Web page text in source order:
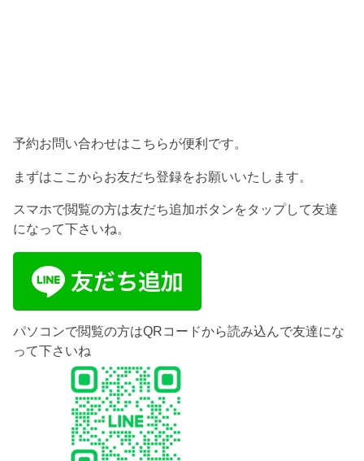
予約お問い合わせはこちらが便利です。
まずはここからお友だち登録をお願いいたします。
スマホで閲覧の方は友だち追加ボタンをタップして友達
になって下さいね。
パソコンで閲覧の方はQRコードから読み込んで友達にな
って下さいね